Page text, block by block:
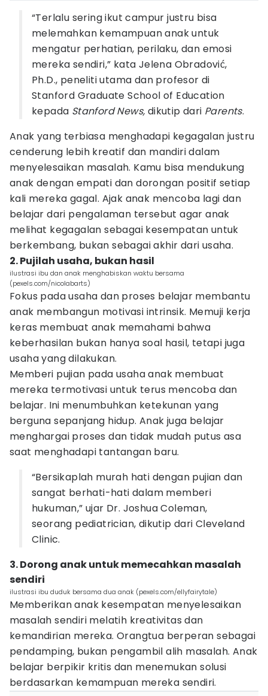
“Terlalu sering ikut campur justru bisa
melemahkan kemampuan anak untuk
mengatur perhatian, perilaku, dan emosi
mereka sendiri,” kata Jelena Obradović,
Ph.D., peneliti utama dan profesor di
Stanford Graduate School of Education
kepada Stanford News, dikutip dari Parents.
Anak yang terbiasa menghadapi kegagalan justru
cenderung lebih kreatif dan mandiri dalam
menyelesaikan masalah. Kamu bisa mendukung
anak dengan empati dan dorongan positif setiap
kali mereka gagal. Ajak anak mencoba lagi dan
belajar dari pengalaman tersebut agar anak
melihat kegagalan sebagai kesempatan untuk
berkembang, bukan sebagai akhir dari usaha.
2. Pujilah usaha, bukan hasil
ilustrasi ibu dan anak menghabiskan waktu bersama
(pexels.com/nicolabarts)
Fokus pada usaha dan proses belajar membantu
anak membangun motivasi intrinsik. Memuji kerja
keras membuat anak memahami bahwa
keberhasilan bukan hanya soal hasil, tetapi juga
usaha yang dilakukan.
Memberi pujian pada usaha anak membuat
mereka termotivasi untuk terus mencoba dan
belajar. Ini menumbuhkan ketekunan yang
berguna sepanjang hidup. Anak juga belajar
menghargai proses dan tidak mudah putus asa
saat menghadapi tantangan baru.
“Bersikaplah murah hati dengan pujian dan
sangat berhati-hati dalam memberi
hukuman,” ujar Dr. Joshua Coleman,
seorang pediatrician, dikutip dari Cleveland
Clinic.
3. Dorong anak untuk memecahkan masalah
sendiri
ilustrasi ibu duduk bersama dua anak (pexels.com/ellyfairytale)
Memberikan anak kesempatan menyelesaikan
masalah sendiri melatih kreativitas dan
kemandirian mereka. Orangtua berperan sebagai
pendamping, bukan pengambil alih masalah. Anak
belajar berpikir kritis dan menemukan solusi
berdasarkan kemampuan mereka sendiri.